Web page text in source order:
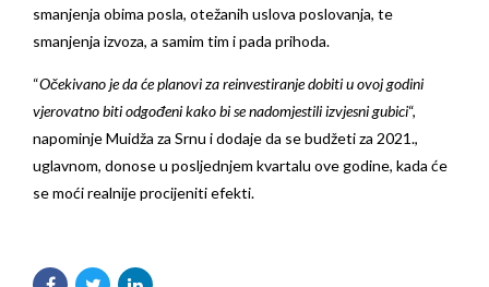
smanjenja obima posla, otežanih uslova poslovanja, te
smanjenja izvoza, a samim tim i pada prihoda.
“Očekivano je da će planovi za reinvestiranje dobiti u ovoj godini
vjerovatno biti odgođeni kako bi se nadomjestili izvjesni gubici“,
napominje Muidža za Srnu i dodaje da se budžeti za 2021.,
uglavnom, donose u posljednjem kvartalu ove godine, kada će
se moći realnije procijeniti efekti.